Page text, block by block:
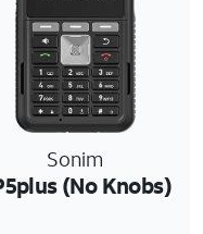
Sonim
(No Knobs)